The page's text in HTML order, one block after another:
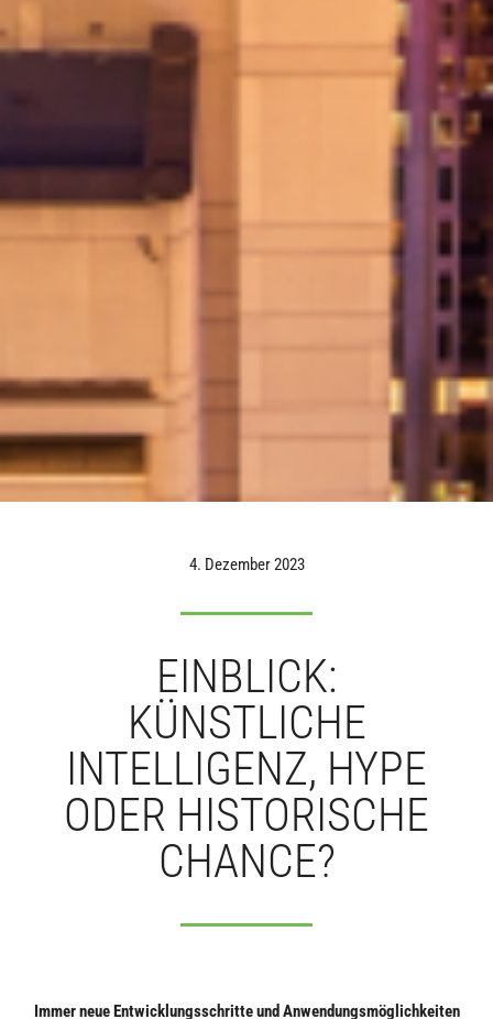
4. Dezember 2023
EINBLICK:
KÜNSTLICHE
INTELLIGENZ, HYPE
ODER HISTORISCHE
CHANCE?
Immer neue Entwicklungsschritte und Anwendungsmöglichkeiten